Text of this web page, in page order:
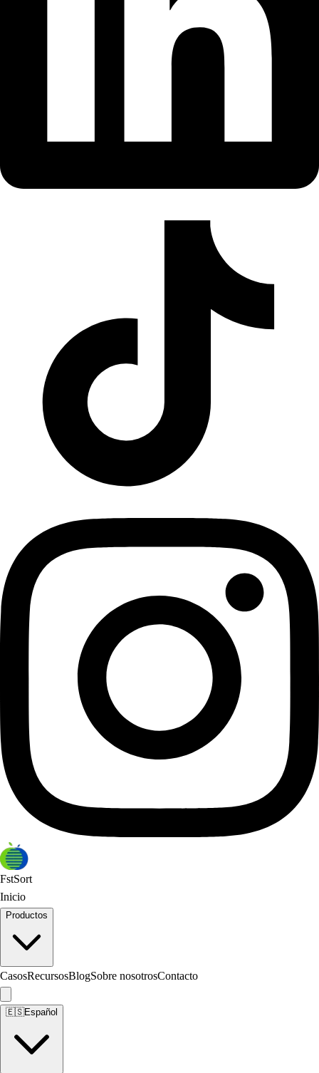
FstSort
Inicio
Productos
CasosRecursosBlogSobre nosotrosContacto
🇪🇸Español